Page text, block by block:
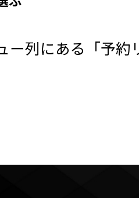
ー列にある「予